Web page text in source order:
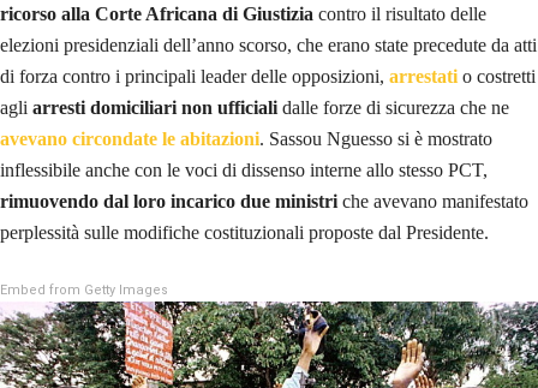
ricorso alla Corte Africana di Giustizia contro il risultato delle
elezioni presidenziali dell’anno scorso, che erano state precedute da atti
di forza contro i principali leader delle opposizioni, arrestati o costretti
agli arresti domiciliari non ufficiali dalle forze di sicurezza che ne
avevano circondate le abitazioni. Sassou Nguesso si è mostrato
inflessibile anche con le voci di dissenso interne allo stesso PCT,
rimuovendo dal loro incarico due ministri che avevano manifestato
perplessità sulle modifiche costituzionali proposte dal Presidente.
Embed from Getty Images